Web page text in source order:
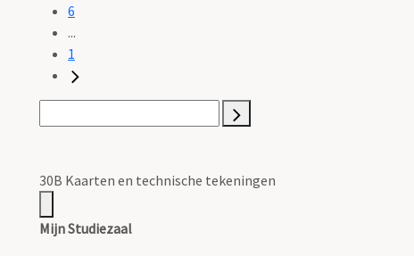
6
...
1
30B Kaarten en technische tekeningen
Mijn Studiezaal